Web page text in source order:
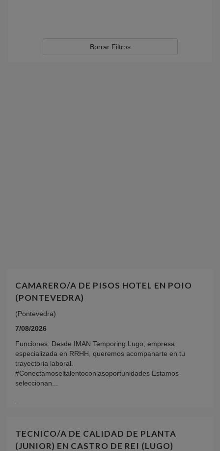
Borrar Filtros
CAMARERO/A DE PISOS HOTEL EN POIO
(PONTEVEDRA)
(Pontevedra)
7/08/2026
Funciones: Desde IMAN Temporing Lugo, empresa
especializada en RRHH, queremos acompanarte en tu
trayectoria laboral.
#Conectamoseltalentoconlasoportunidades Estamos
seleccionan...
TECNICO/A DE CALIDAD DE PLANTA
(JUNIOR) EN CASTRO DE REI (LUGO)